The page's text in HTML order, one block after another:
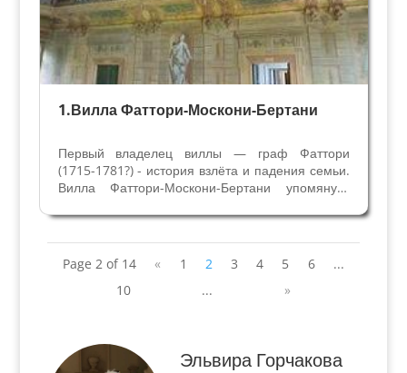
1.Вилла Фаттори-Москони-Бертани
Первый владелец виллы — граф Фаттори
(1715-1781?) - история взлёта и падения семьи.
Вилла Фаттори-Москони-Бертани упомянута
Адриано Кристофали(1718-1788) Марчелло
Оретти «В Новаре в Вальполичелле сделал для
графа Фаттори...
Page 2 of 14 « 1 2 3 4 5 6
...
10
... »
Эльвира Горчакова